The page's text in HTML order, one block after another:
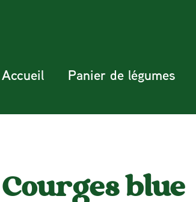
Accueil Panier de légumes
Courges blue